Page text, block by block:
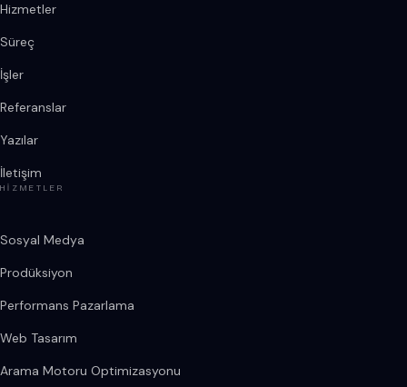
Hizmetler
Süreç
İşler
Referanslar
Yazılar
İletişim
HIZMETLER
Sosyal Medya
Prodüksiyon
Performans Pazarlama
Web Tasarım
Arama Motoru Optimizasyonu